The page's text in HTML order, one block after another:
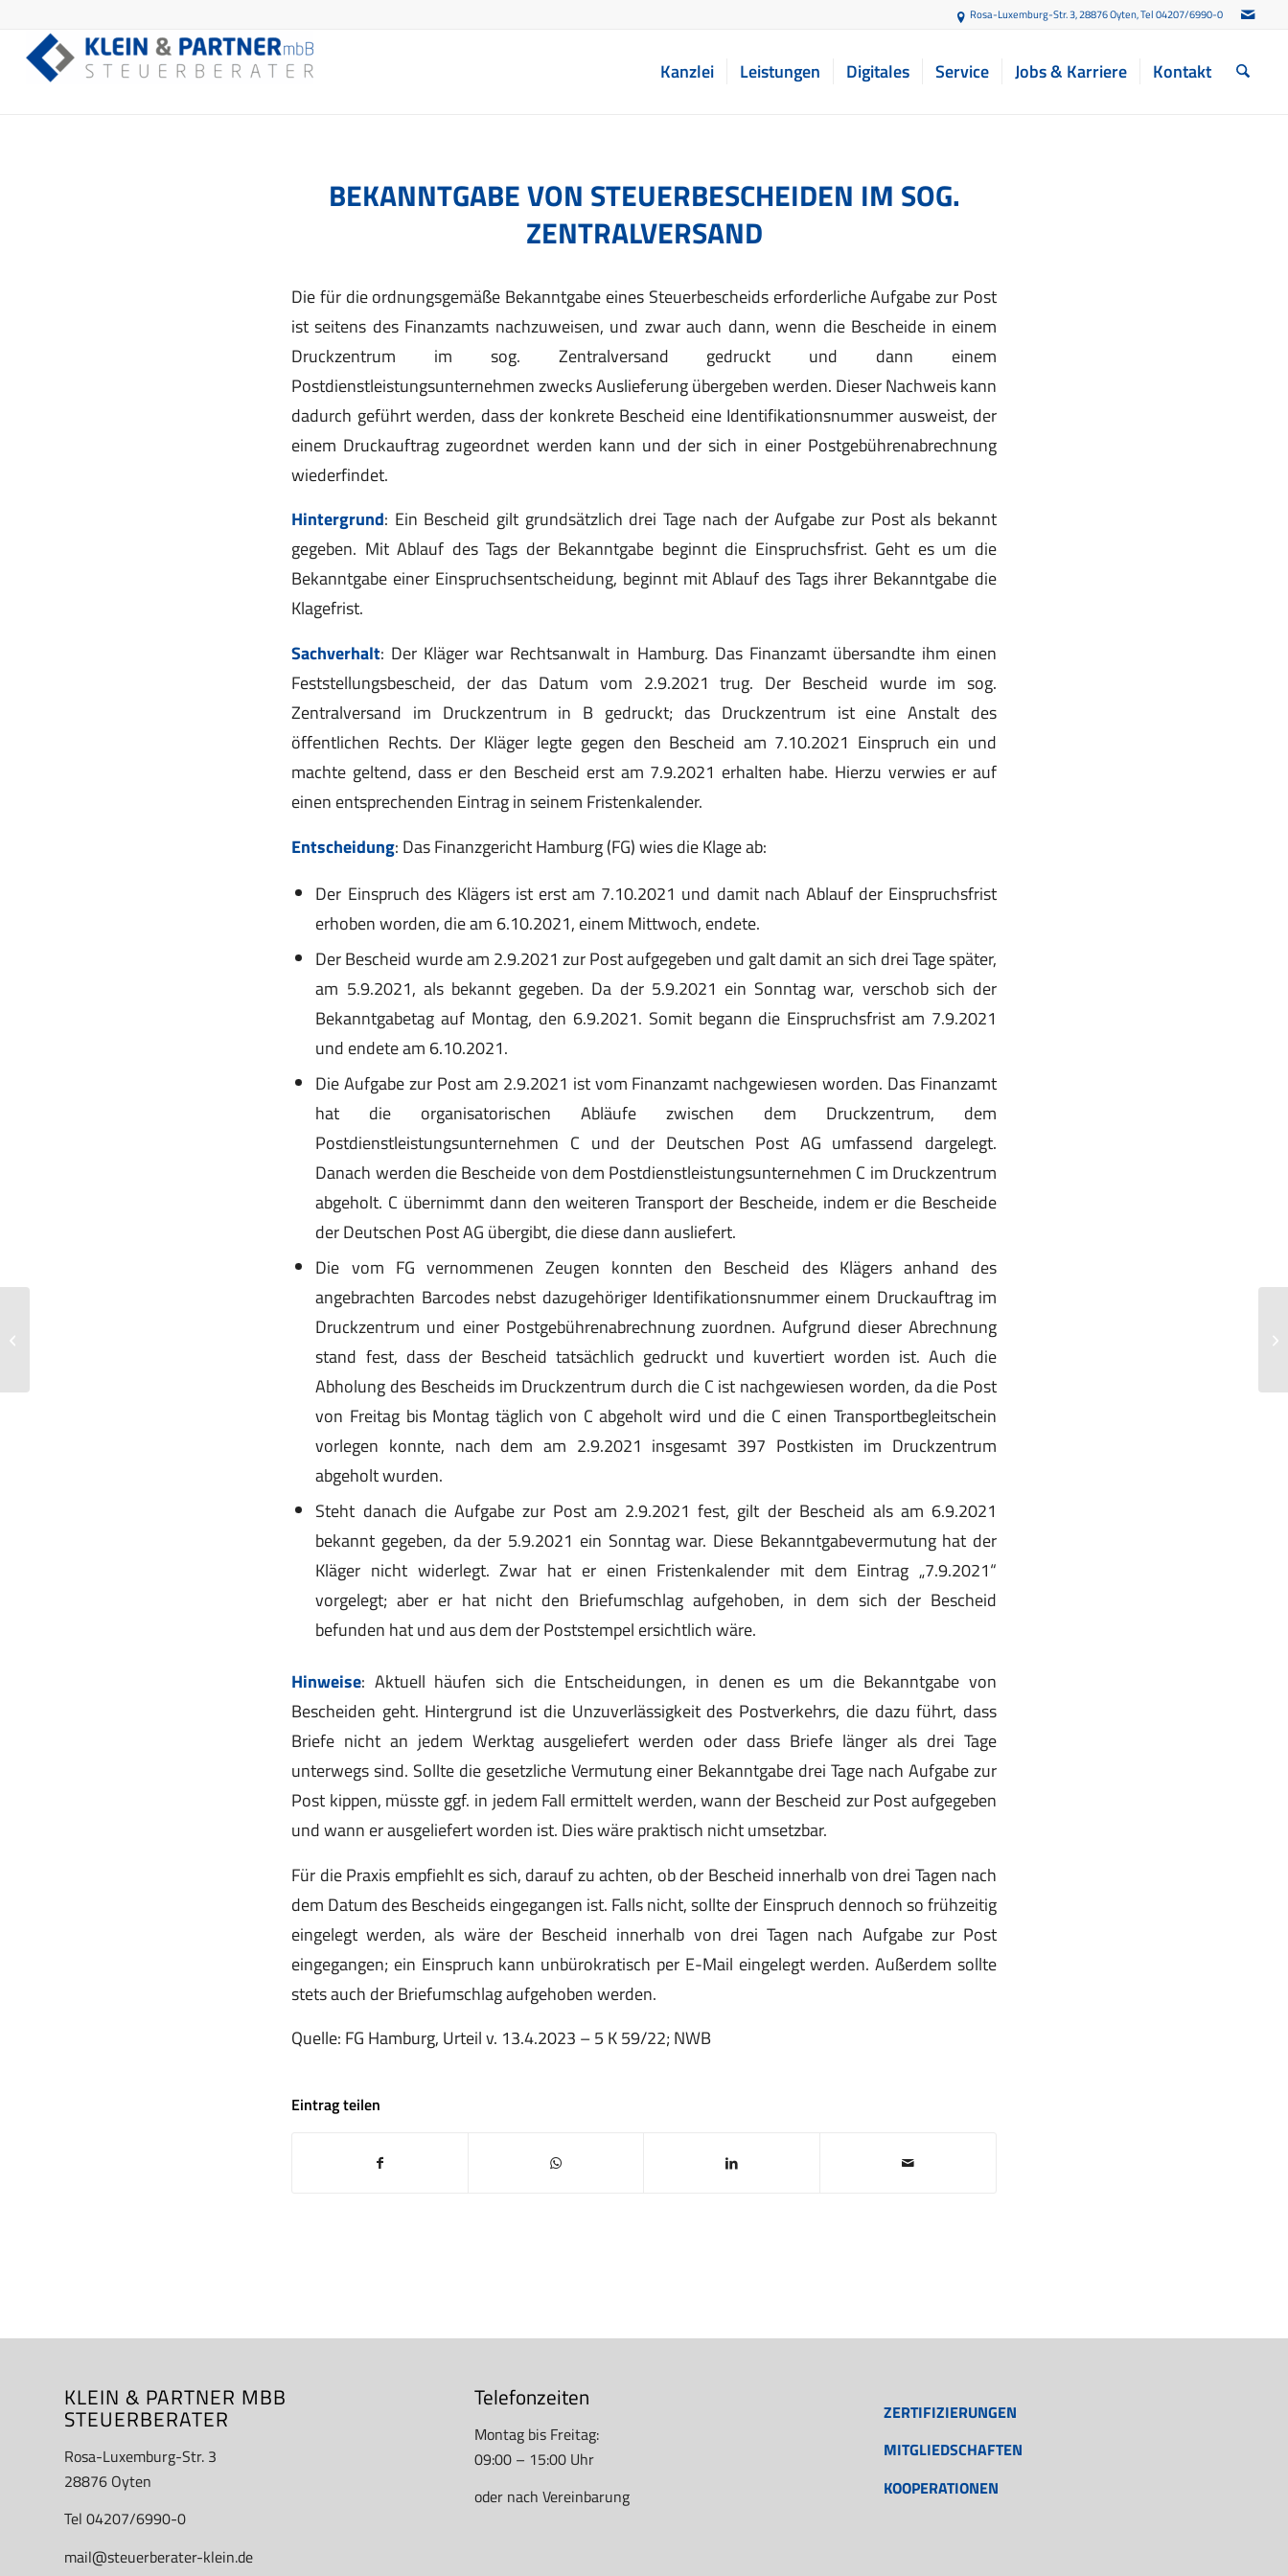
Rosa-Luxemburg-Str. 3, 28876 Oyten, Tel 04207/6990-0
Kanzlei Leistungen Digitales Service Jobs & Karriere Kontakt
BEKANNTGABE VON STEUERBESCHEIDEN IM SOG.
ZENTRALVERSAND
Die für die ordnungsgemäße Bekanntgabe eines Steuerbescheids erforderliche Aufgabe zur Post
ist seitens des Finanzamts nachzuweisen, und zwar auch dann, wenn die Bescheide in einem
Druckzentrum im sog. Zentralversand gedruckt und dann einem
Postdienstleistungsunternehmen zwecks Auslieferung übergeben werden. Dieser Nachweis kann
dadurch geführt werden, dass der konkrete Bescheid eine Identifikationsnummer ausweist, der
einem Druckauftrag zugeordnet werden kann und der sich in einer Postgebührenabrechnung
wiederfindet.
Hintergrund: Ein Bescheid gilt grundsätzlich drei Tage nach der Aufgabe zur Post als bekannt
gegeben. Mit Ablauf des Tags der Bekanntgabe beginnt die Einspruchsfrist. Geht es um die
Bekanntgabe einer Einspruchsentscheidung, beginnt mit Ablauf des Tags ihrer Bekanntgabe die
Klagefrist.
Sachverhalt: Der Kläger war Rechtsanwalt in Hamburg. Das Finanzamt übersandte ihm einen
Feststellungsbescheid, der das Datum vom 2.9.2021 trug. Der Bescheid wurde im sog.
Zentralversand im Druckzentrum in B gedruckt; das Druckzentrum ist eine Anstalt des
öffentlichen Rechts. Der Kläger legte gegen den Bescheid am 7.10.2021 Einspruch ein und
machte geltend, dass er den Bescheid erst am 7.9.2021 erhalten habe. Hierzu verwies er auf
einen entsprechenden Eintrag in seinem Fristenkalender.
Entscheidung: Das Finanzgericht Hamburg (FG) wies die Klage ab:
Der Einspruch des Klägers ist erst am 7.10.2021 und damit nach Ablauf der Einspruchsfrist
erhoben worden, die am 6.10.2021, einem Mittwoch, endete.
Der Bescheid wurde am 2.9.2021 zur Post aufgegeben und galt damit an sich drei Tage später,
am 5.9.2021, als bekannt gegeben. Da der 5.9.2021 ein Sonntag war, verschob sich der
Bekanntgabetag auf Montag, den 6.9.2021. Somit begann die Einspruchsfrist am 7.9.2021
und endete am 6.10.2021.
Die Aufgabe zur Post am 2.9.2021 ist vom Finanzamt nachgewiesen worden. Das Finanzamt
hat die organisatorischen Abläufe zwischen dem Druckzentrum, dem
Postdienstleistungsunternehmen C und der Deutschen Post AG umfassend dargelegt.
Danach werden die Bescheide von dem Postdienstleistungsunternehmen C im Druckzentrum
abgeholt. C übernimmt dann den weiteren Transport der Bescheide, indem er die Bescheide
der Deutschen Post AG übergibt, die diese dann ausliefert.
Die vom FG vernommenen Zeugen konnten den Bescheid des Klägers anhand des
angebrachten Barcodes nebst dazugehöriger Identifikationsnummer einem Druckauftrag im
Druckzentrum und einer Postgebührenabrechnung zuordnen. Aufgrund dieser Abrechnung
stand fest, dass der Bescheid tatsächlich gedruckt und kuvertiert worden ist. Auch die
Abholung des Bescheids im Druckzentrum durch die C ist nachgewiesen worden, da die Post
von Freitag bis Montag täglich von C abgeholt wird und die C einen Transportbegleitschein
vorlegen konnte, nach dem am 2.9.2021 insgesamt 397 Postkisten im Druckzentrum
abgeholt wurden.
Steht danach die Aufgabe zur Post am 2.9.2021 fest, gilt der Bescheid als am 6.9.2021
bekannt gegeben, da der 5.9.2021 ein Sonntag war. Diese Bekanntgabevermutung hat der
Kläger nicht widerlegt. Zwar hat er einen Fristenkalender mit dem Eintrag „7.9.2021“
vorgelegt; aber er hat nicht den Briefumschlag aufgehoben, in dem sich der Bescheid
befunden hat und aus dem der Poststempel ersichtlich wäre.
Hinweise: Aktuell häufen sich die Entscheidungen, in denen es um die Bekanntgabe von
Bescheiden geht. Hintergrund ist die Unzuverlässigkeit des Postverkehrs, die dazu führt, dass
Briefe nicht an jedem Werktag ausgeliefert werden oder dass Briefe länger als drei Tage
unterwegs sind. Sollte die gesetzliche Vermutung einer Bekanntgabe drei Tage nach Aufgabe zur
Post kippen, müsste ggf. in jedem Fall ermittelt werden, wann der Bescheid zur Post aufgegeben
und wann er ausgeliefert worden ist. Dies wäre praktisch nicht umsetzbar.
Für die Praxis empfiehlt es sich, darauf zu achten, ob der Bescheid innerhalb von drei Tagen nach
dem Datum des Bescheids eingegangen ist. Falls nicht, sollte der Einspruch dennoch so frühzeitig
eingelegt werden, als wäre der Bescheid innerhalb von drei Tagen nach Aufgabe zur Post
eingegangen; ein Einspruch kann unbürokratisch per E-Mail eingelegt werden. Außerdem sollte
stets auch der Briefumschlag aufgehoben werden.
Quelle: FG Hamburg, Urteil v. 13.4.2023 – 5 K 59/22; NWB
Eintrag teilen
KLEIN & PARTNER MBB
STEUERBERATER
Rosa-Luxemburg-Str. 3
28876 Oyten
Tel 04207/6990-0
mail@steuerberater-klein.de
Telefonzeiten
Montag bis Freitag:
09:00 – 15:00 Uhr
oder nach Vereinbarung
ZERTIFIZIERUNGEN
MITGLIEDSCHAFTEN
KOOPERATIONEN